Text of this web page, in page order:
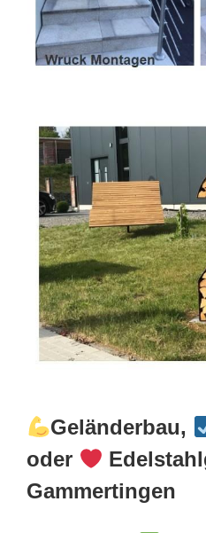
Geländerbau,
oder
Gammertingen